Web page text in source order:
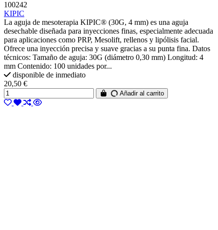
100242
KIPIC
La aguja de mesoterapia KIPIC® (30G, 4 mm) es una aguja
desechable diseñada para inyecciones finas, especialmente adecuada
para aplicaciones como PRP, Mesolift, rellenos y lipólisis facial.
Ofrece una inyección precisa y suave gracias a su punta fina. Datos
técnicos: Tamaño de aguja: 30G (diámetro 0,30 mm) Longitud: 4
mm Contenido: 100 unidades por...
disponible de inmediato
20,50 €
Añadir al carrito